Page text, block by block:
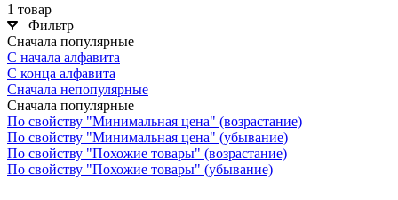
1 товар
Фильтр
Сначала популярные
С начала алфавита
С конца алфавита
Сначала непопулярные
Сначала популярные
По свойству "Минимальная цена" (возрастание)
По свойству "Минимальная цена" (убывание)
По свойству "Похожие товары" (возрастание)
По свойству "Похожие товары" (убывание)